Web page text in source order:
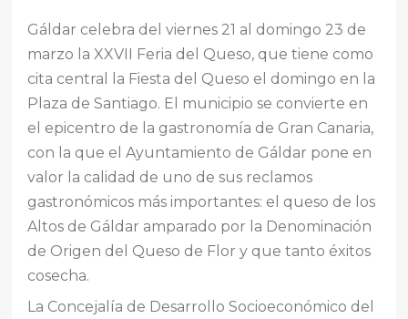
Gáldar celebra del viernes 21 al domingo 23 de
marzo la XXVII Feria del Queso, que tiene como
cita central la Fiesta del Queso el domingo en la
Plaza de Santiago. El municipio se convierte en
el epicentro de la gastronomía de Gran Canaria,
con la que el Ayuntamiento de Gáldar pone en
valor la calidad de uno de sus reclamos
gastronómicos más importantes: el queso de los
Altos de Gáldar amparado por la Denominación
de Origen del Queso de Flor y que tanto éxitos
cosecha.
La Concejalía de Desarrollo Socioeconómico del